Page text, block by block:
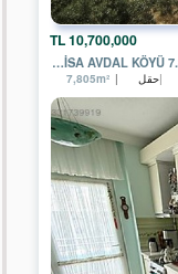
HERA
Global
EPA
EXTRA
GAYRİMENKUL
EPA
BOSPHORUS
EPA
NOBLE
CİTY
10,700,000 TL
MANISA AVDAL KÖYÜ 7.805 M² ELEKTRIK VE SUYU VAR YOLA CEPHELI
حقل 7,805m²